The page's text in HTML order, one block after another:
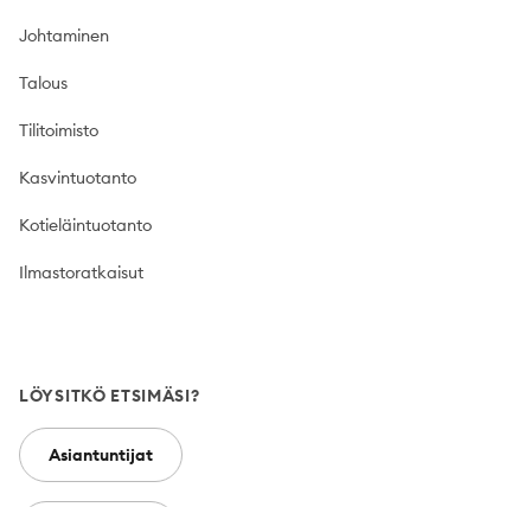
Johtaminen
Talous
Tilitoimisto
Kasvintuotanto
Kotieläintuotanto
Ilmastoratkaisut
LÖYSITKÖ ETSIMÄSI?
Asiantuntijat